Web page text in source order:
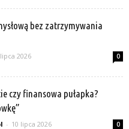
bez zatrzymywania
2026 0
czy finansowa pułapka?
- 10 lipca 2026 0